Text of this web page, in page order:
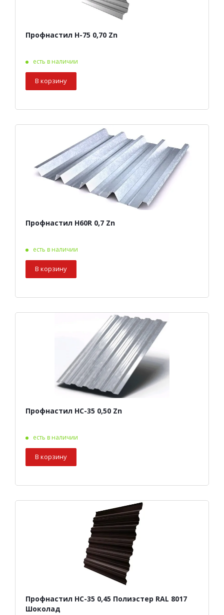
Профнастил Н-75 0,70 Zn
есть в наличии
В корзину
Профнастил Н60R 0,7 Zn
есть в наличии
В корзину
Профнастил НС-35 0,50 Zn
есть в наличии
В корзину
Профнастил НС-35 0,45 Полиэстер RAL 8017
Шоколад